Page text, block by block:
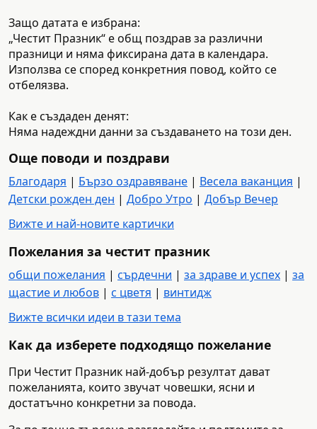
Защо датата е избрана:
„Честит Празник“ е общ поздрав за различни
празници и няма фиксирана дата в календара.
Използва се според конкретния повод, който се
отбелязва.
Как е създаден денят:
Няма надеждни данни за създаването на този ден.
Още поводи и поздрави
Благодаря | Бързо оздравяване | Весела ваканция |
Детски рожден ден | Добро Утро | Добър Вечер
Вижте и най-новите картички
Пожелания за честит празник
общи пожелания | сърдечни | за здраве и успех | за
щастие и любов | с цветя | винтидж
Вижте всички идеи в тази тема
Как да изберете подходящо пожелание
При Честит Празник най-добър резултат дават
пожеланията, които звучат човешки, ясни и
достатъчно конкретни за повода.